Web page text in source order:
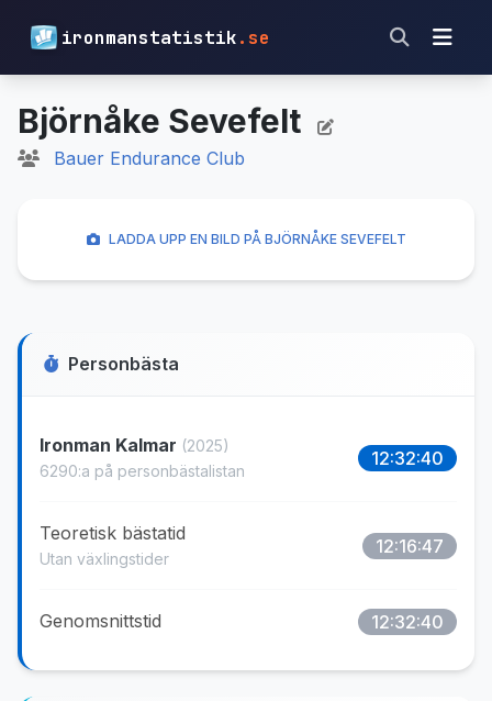
ironmanstatistik.se
Björnåke Sevefelt
Bauer Endurance Club
Personbästa
Ironman Kalmar (2025)
6290:a på personbästalistan
12:32:40
Teoretisk bästatid
Utan växlingstider
12:16:47
Genomsnittstid 12:32:40
LADDA UPP EN BILD PÅ BJÖRNÅKE SEVEFELT